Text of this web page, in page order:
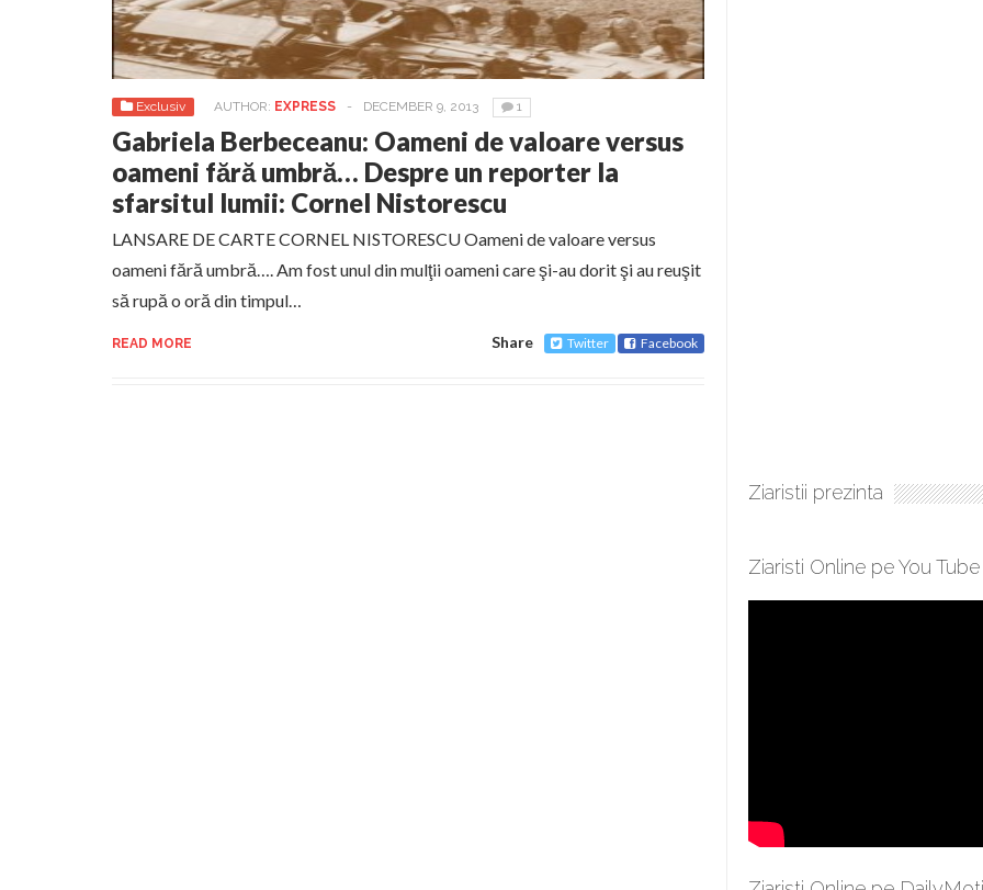
Exclusiv AUTHOR: EXPRESS - DECEMBER 9, 2013 1
Gabriela Berbeceanu: Oameni de valoare versus
oameni fără umbră… Despre un reporter la
sfarsitul lumii: Cornel Nistorescu
LANSARE DE CARTE CORNEL NISTORESCU Oameni de valoare versus
oameni fără umbră…. Am fost unul din mulţii oameni care şi-au dorit şi au reuşit
să rupă o oră din timpul…
READ MORE Share Twitter Facebook
Ziaristii prezinta
Ziaristi Online pe You Tube